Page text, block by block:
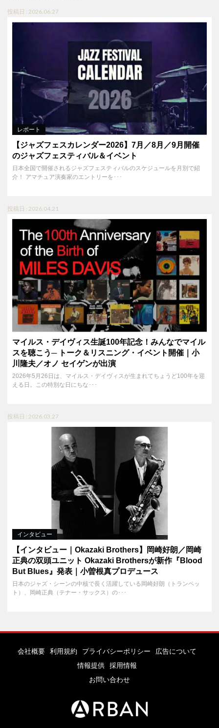
投稿日 : 2026.06.27
レポート
【ジャズフェスカレンダー2026】7月／8月／9月開催
のジャズフェスティバル＆イベント
日本全国で開催されるジャズフェスティバルのスケジュールを月別で紹
介！ アマチュア演奏家のエントリーを･･･
投稿日 : 2026.04.21
マイルス・デイヴィス生誕100年記念！みんなでマイル
スを聴こう─ トーク＆リスニング・イベント開催｜小
川隆夫／オノ セイゲンが出演
2026年5月26日は、マイルス・デイヴィスが生まれてちょうど100年を迎
える日。この特別な日にちな･･･
投稿日 : 2026.03.27
インタビュー
【インタビュー｜Okazaki Brothers】岡崎好朗／岡崎
正典の双頭ユニット Okazaki Brothersが新作『Blood
But Blues』発表｜小曽根真プロデュース
日本のジャズ・シーンの中核で長く活躍している岡崎好朗（トランペッ
ト）、岡崎正典（テナー・サックス）の･･･
会社概要 利用規約 プライバシーポリシー
広告について
情報提供
採用情報
お問い合わせ